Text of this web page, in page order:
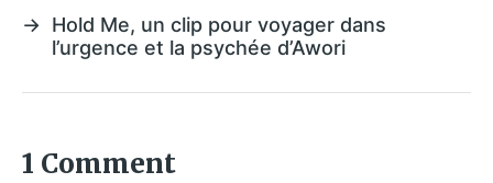
→ Hold Me, un clip pour voyager dans
l’urgence et la psychée d’Awori
1 Comment